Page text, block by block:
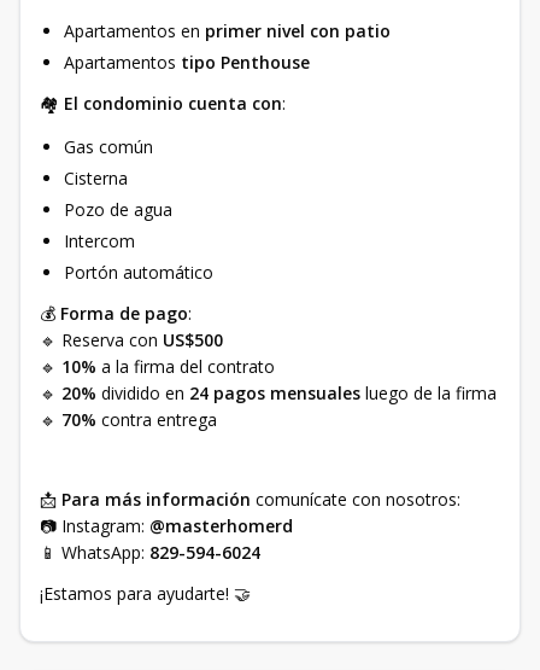
Apartamentos en primer nivel con patio
Apartamentos tipo Penthouse
🏘️ El condominio cuenta con:
Gas común
Cisterna
Pozo de agua
Intercom
Portón automático
💰 Forma de pago:
🔹 Reserva con US$500
🔹 10% a la firma del contrato
🔹 20% dividido en 24 pagos mensuales luego de la firma
🔹 70% contra entrega
📩 Para más información comunícate con nosotros:
📷 Instagram: @masterhomerd
📱 WhatsApp: 829-594-6024
¡Estamos para ayudarte! 🤝